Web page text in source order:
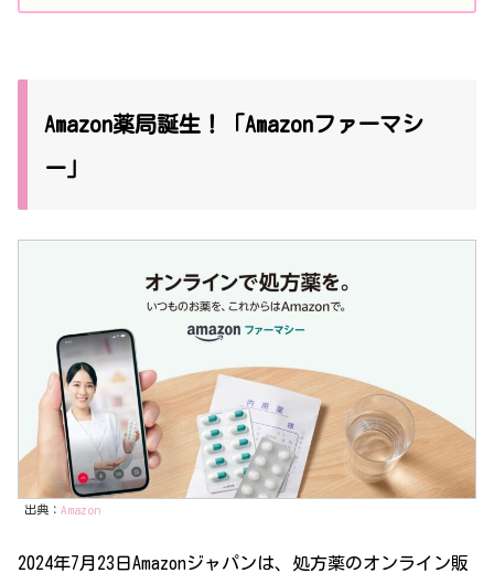
Amazon薬局誕生！「Amazonファーマシ
ー」
出典： Amazon
2024年7月23日Amazonジャパンは、処方薬のオンライン販